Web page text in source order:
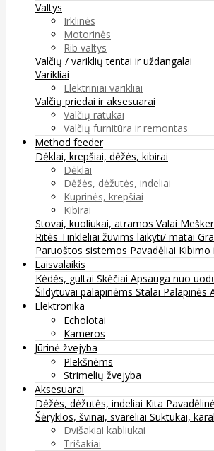
Valtys
Irklinės
Motorinės
Rib valtys
Valčių / variklių tentai ir uždangalai
Varikliai
Elektriniai varikliai
Valčių priedai ir aksesuarai
Valčių ratukai
Valčių furnitūra ir remontas
Method feeder
Dėklai, krepšiai, dėžės, kibirai
Dėklai
Dėžės, dėžutės, indeliai
Kuprinės, krepšiai
Kibirai
Stovai, kuoliukai, atramos Valai
Ritės Tinkleliai žuvims laikyti/ matai
Paruoštos sistemos Pavadėliai Kibimo
Laisvalaikis
Kėdės, gultai Skėčiai Apsauga nuo
Šildytuvai palapinėms Stalai Palapinės
Elektronika
Echolotai
Kameros
Jūrinė žvejyba
Plekšnėms
Strimelių žvejyba
Aksesuarai
Dėžės, dėžutės, indeliai Kita
Šėryklos, švinai, svareliai Suktukai,
Dvišakiai kabliukai
Trišakiai